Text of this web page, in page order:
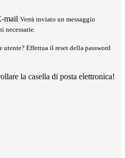
mail Verrà inviato un messaggio
necessarie.
utente? Effettua il reset della password
la casella di posta elettronica!